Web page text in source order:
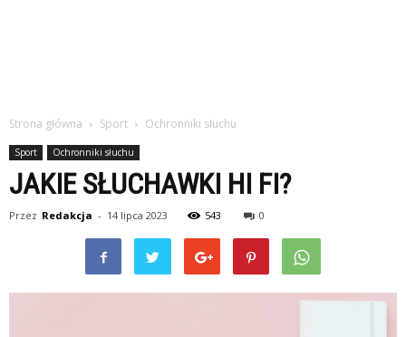
Strona główna Sport Ochronniki słuchu
Sport Ochronniki słuchu
JAKIE SŁUCHAWKI HI FI?
Przez Redakcja - 14 lipca 2023 543 0